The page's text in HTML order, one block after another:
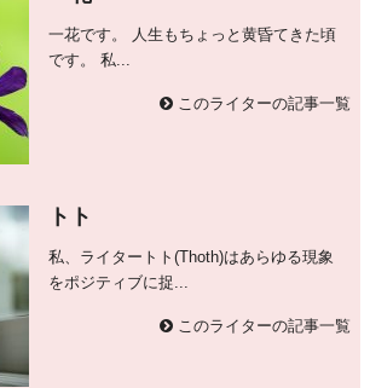
一花です。 人生もちょっと黄昏てきた頃
です。 私...
このライターの記事一覧
トト
私、ライタートト(Thoth)はあらゆる現象
をポジティブに捉...
このライターの記事一覧